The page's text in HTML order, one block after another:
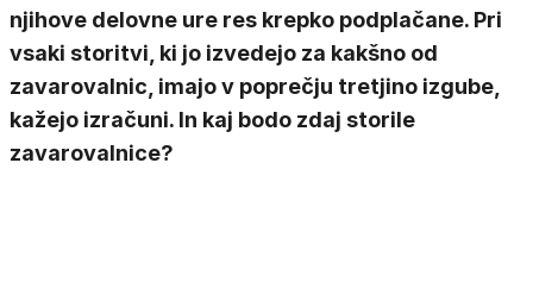
njihove delovne ure res krepko podplačane. Pri
vsaki storitvi, ki jo izvedejo za kakšno od
zavarovalnic, imajo v poprečju tretjino izgube,
kažejo izračuni. In kaj bodo zdaj storile
zavarovalnice?